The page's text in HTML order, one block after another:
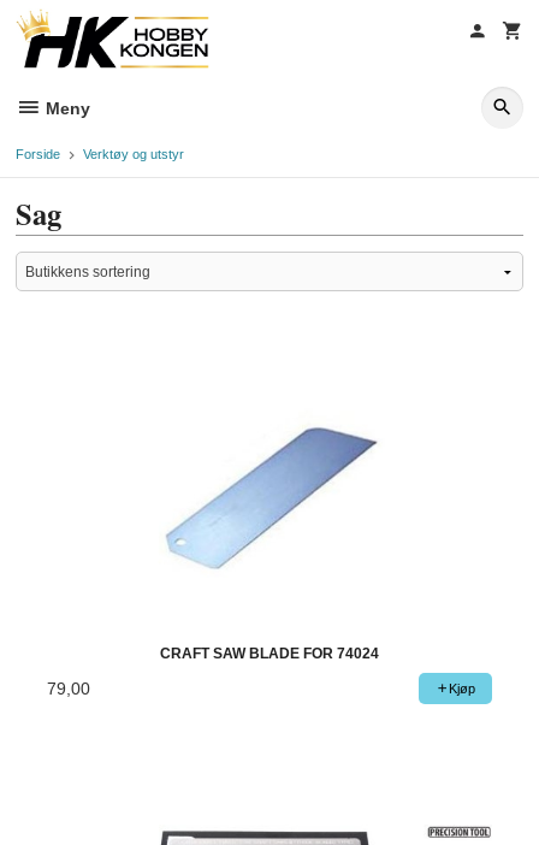
innholdet
Meny
Forside Verktøy og utstyr
Sag
CRAFT SAW BLADE FOR 74024
79,00 Kjøp